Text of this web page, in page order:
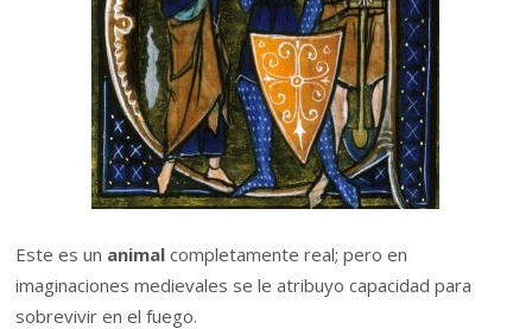
Este es un animalcompletamente real; pero en
imaginaciones medievales se le atribuyo capacidad para
sobrevivir en el fuego.